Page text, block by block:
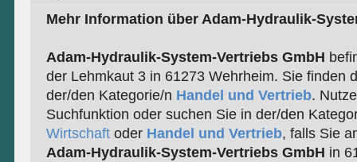
Mehr Information über Adam-Hydraulik-
Adam-Hydraulik-System-Vertriebs GmbH
der Lehmkaut 3 in 61273 Wehrheim. Sie finden
der/den Kategorie/n Handel und Vertrieb.
Suchfunktion oder suchen Sie in der/den
Wirtschaftoder Handel und Vertrieb, falls Sie
Adam-Hydraulik-System-Vertriebs GmbH in